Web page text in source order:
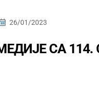
26/01/2023
СА 114.